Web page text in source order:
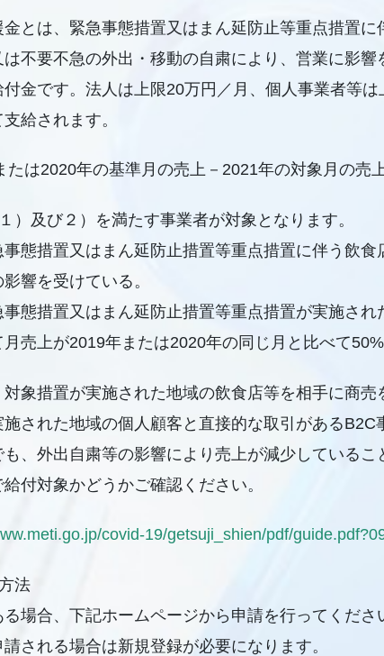
金とは、緊急事態措置又はまん延防止等重点措置
は不要不急の外出・移動の自粛により、営業に影
付金です。法人は上限20万円／月、個人事業者等
給されます。
たは2020年の基準月の売上－2021年の対象月の売
及び２）を満たす事業者が対象となります。
事態措置又はまん延防止措置等重点措置に伴う飲
響を受けている。
事態措置又はまん延防止措置等重点措置が実施さ
月売上が2019年または2020年の同じ月と比べて50%
象措置が実施された地域の飲食店等を相手に商売
された地域の個人顧客と直接的な取引があるB2C
も、外出自粛等の影響により売上が減少しているこ
付対象かどうかご確認ください。
covid-19/getsuji_shien/pdf/
法
場合、下記ホームページから申請を行ってくださ
される場合は新規登録が必要になります。